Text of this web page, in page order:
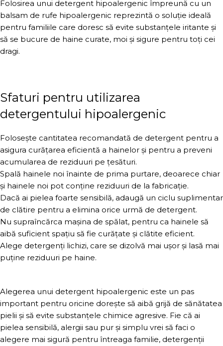
Folosirea unui detergent hipoalergenic împreună cu un
balsam de rufe hipoalergenic reprezintă o soluție ideală
pentru familiile care doresc să evite substanțele iritante și
să se bucure de haine curate, moi și sigure pentru toți cei
dragi.
Sfaturi pentru utilizarea
detergentului hipoalergenic
Folosește cantitatea recomandată de detergent pentru a
asigura curățarea eficientă a hainelor și pentru a preveni
acumularea de reziduuri pe țesături.
Spală hainele noi înainte de prima purtare, deoarece chiar
și hainele noi pot conține reziduuri de la fabricație.
Dacă ai pielea foarte sensibilă, adaugă un ciclu suplimentar
de clătire pentru a elimina orice urmă de detergent.
Nu supraîncărca mașina de spălat, pentru ca hainele să
aibă suficient spațiu să fie curățate și clătite eficient.
Alege detergenți lichizi, care se dizolvă mai ușor și lasă mai
puține reziduuri pe haine.
Alegerea unui detergent hipoalergenic este un pas
important pentru oricine dorește să aibă grijă de sănătatea
pielii și să evite substanțele chimice agresive. Fie că ai
pielea sensibilă, alergii sau pur și simplu vrei să faci o
alegere mai sigură pentru întreaga familie, detergenții